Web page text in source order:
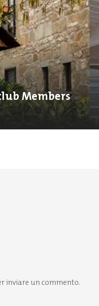
Members
inviare un commento.